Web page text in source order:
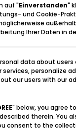
Neustadt in
Kreise Neustadt und
des
unter Verwendung
auf "Einverstanden"
und Cookie-
Ihrer Daten in
data about
services, personalize
our users with our
" below, you agree
therein. You
consent to the